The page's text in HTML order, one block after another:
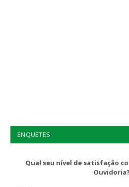
ENQUETES
Qual seu nível de satisfação
Ouvidoria?